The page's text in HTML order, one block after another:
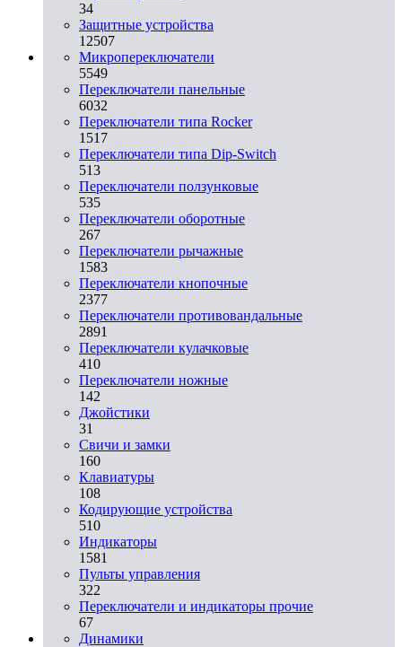
34
Защитные устройства
12507
Микропереключатели
5549
Переключатели панельные
6032
Переключатели типа Rocker
1517
Переключатели типа Dip-Switch
513
Переключатели ползунковые
535
Переключатели оборотные
267
Переключатели рычажные
1583
Переключатели кнопочные
2377
Переключатели противовандальные
2891
Переключатели кулачковые
410
Переключатели ножные
142
Джойстики
31
Свичи и замки
160
Клавиатуры
108
Кодирующие устройства
510
Индикаторы
1581
Пульты управления
322
Переключатели и индикаторы прочие
67
Динамики